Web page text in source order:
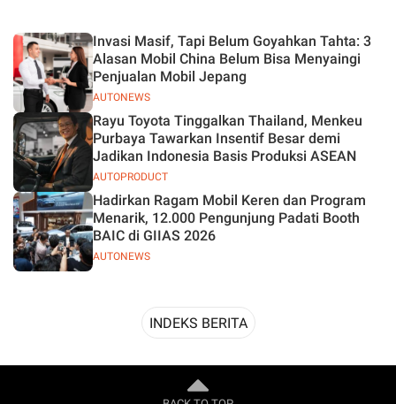
AUTONEWS
Invasi Masif, Tapi Belum Goyahkan Tahta: 3
Alasan Mobil China Belum Bisa Menyaingi
Penjualan Mobil Jepang
AUTOPRODUCT
Rayu Toyota Tinggalkan Thailand, Menkeu
Purbaya Tawarkan Insentif Besar demi
Jadikan Indonesia Basis Produksi ASEAN
AUTONEWS
Hadirkan Ragam Mobil Keren dan Program
Menarik, 12.000 Pengunjung Padati Booth
BAIC di GIIAS 2026
INDEKS BERITA